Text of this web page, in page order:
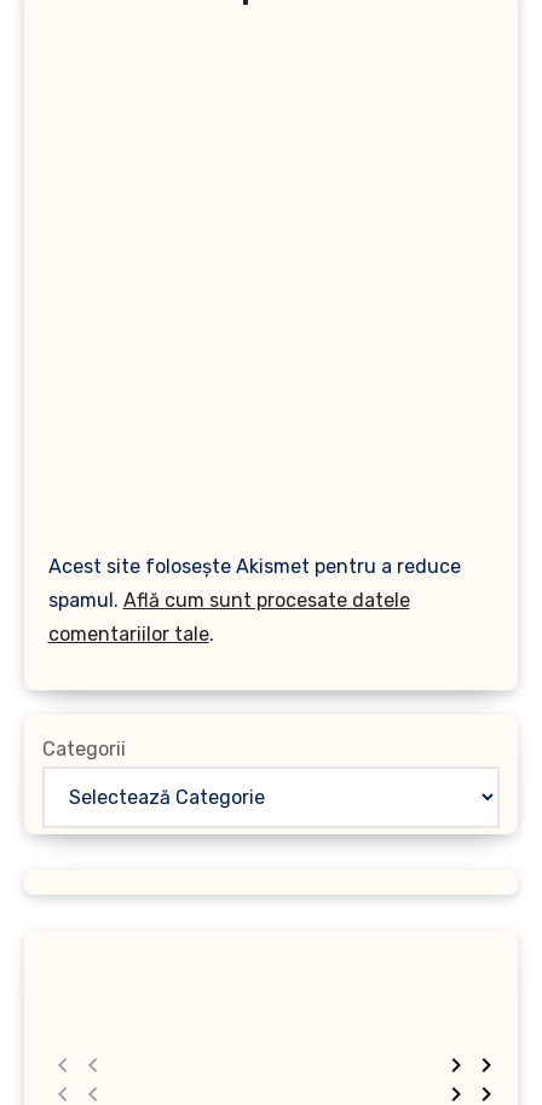
Acest site folosește Akismet pentru a reduce
spamul. Află cum sunt procesate datele
comentariilor tale.
Categorii